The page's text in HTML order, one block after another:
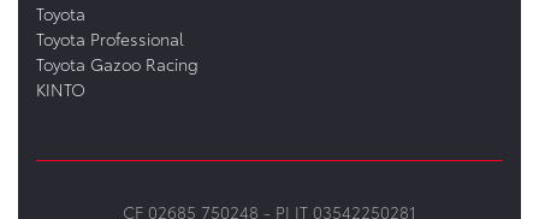
Toyota
Toyota Professional
Toyota Gazoo Racing
KINTO
CF 02685 750248 - PI IT 03542250281